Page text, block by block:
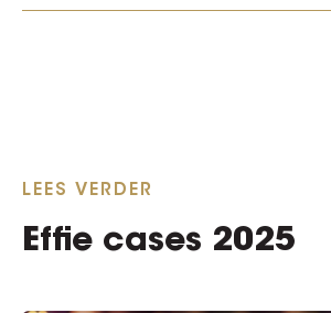
LEES VERDER
Effie cases 2025